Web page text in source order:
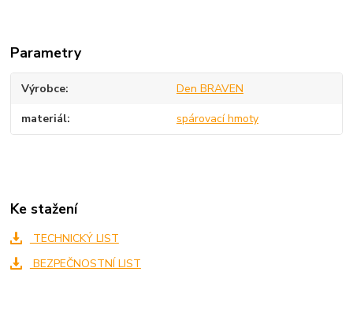
Parametry
Výrobce Den BRAVEN
materiál spárovací hmoty
Ke stažení
TECHNICKÝ LIST
BEZPEČNOSTNÍ LIST